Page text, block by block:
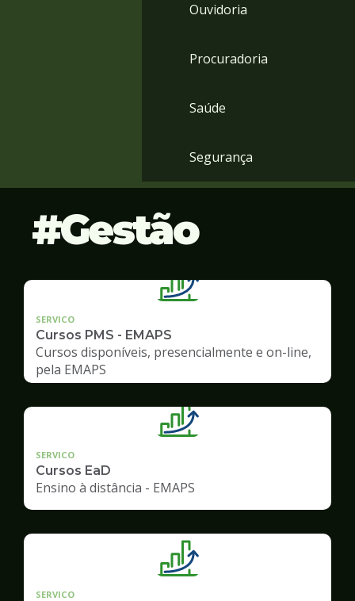
Ouvidoria
Procuradoria
Saúde
Segurança
Gestão
SERVICO
Cursos PMS - EMAPS
Cursos disponíveis, presencialmente e on-line,
pela EMAPS
SERVICO
Cursos EaD
Ensino à distância - EMAPS
SERVICO